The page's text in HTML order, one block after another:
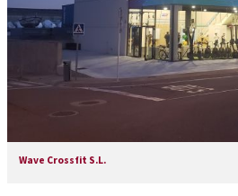
Wave Crossfit S.L.